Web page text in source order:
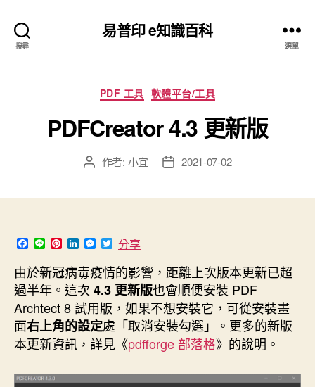
搜尋
易普印 e知識百科
選單
分
類
PDF 工具 軟體平台/工具
PDFCreator 4.3 更新版
文 作者: 小宜
文 2021-07-02
F
a
c
e
b
o
o
k
L
n
e
P
n
t
e
r
e
s
t
L
n
k
e
d
I
n
M
e
s
s
e
n
g
e
r
T
w
i
t
e
分享
由於新冠病毒疫情的影響，距離上次版本更新已超
過半年。這次 4.3 更新版也會順便安裝 PDF
Archtect 8 試用版，如果不想安裝它，可從安裝畫
面右上角的設定處「取消安裝勾選」。更多的新版
本更新資訊，詳見《pdfforge 部落格》的說明。